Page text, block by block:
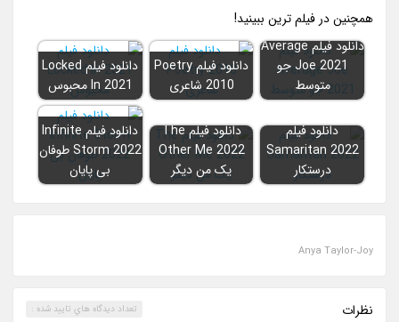
همچنين در فيلم ترين ببينيد!
دانلود فیلم Average
Joe 2021 جو
متوسط
دانلود فیلم Poetry
2010 شاعری
دانلود فیلم Locked
In 2021 محبوس
دانلود فیلم
Samaritan 2022
درستکار
دانلود فیلم The
Other Me 2022
یک من دیگر
دانلود فیلم Infinite
Storm 2022 طوفان
بی پایان
Anya Taylor-Joy
نظرات تعداد ديدگاه هاي تاييد شده :